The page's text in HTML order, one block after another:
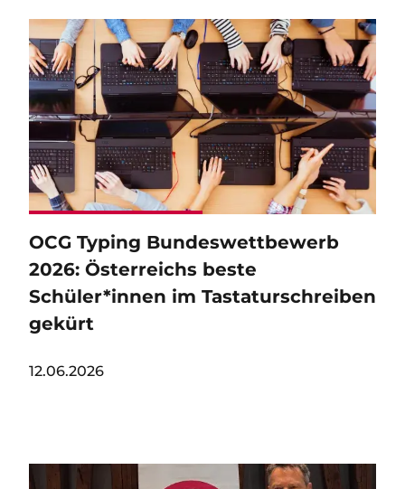
Image
OCG Typing Bundeswettbewerb
2026: Österreichs beste
Schüler*innen im Tastaturschreiben
gekürt
12.06.2026